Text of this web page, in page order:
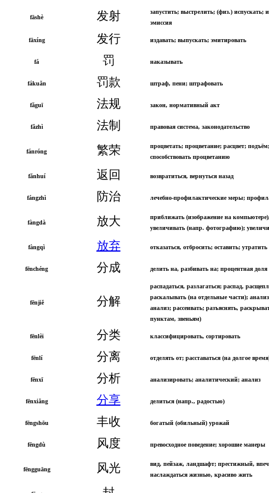
fāshè 发射
запустить; выстрелить; (физ.) испускать;
эмиссия
fāxíng 发行 издавать; выпускать; эмитировать
fá 罚 наказывать
fákuǎn 罚款 штраф, пени; штрафовать
fǎguī 法规 закон, нормативный акт
fǎzhì 法制 правовая система, законодательство
fánróng 繁荣
процветать; процветание; расцвет; подъём;
способствовать процветанию
fǎnhuí 返回 возвратиться, вернуться назад
fángzhì 防治 лечебно-профилактические меры;
fàngdà 放大
приближать (изображение на
увеличивать (напр. фотографию);
fàngqì 放弃 отказаться, отбросить; оставить; утратить
fēnchéng 分成 делить на, разбивать на; процентная доля
fēnjiě 分解
распадаться, разлагаться; распад,
раскалывать (на отдельные части);
анализ; рассеивать; разъяснять,
пунктам, звеньям)
fēnlèi 分类 классифицировать, сортировать
fēnlí 分离 отделять от; расставаться (на долгое
fēnxī 分析 анализировать; аналитический; анализ
fēnxiǎng 分享 делиться (напр., радостью)
fēngshōu 丰收 богатый (обильный) урожай
fēngdù 风度 превосходное поведение; хорошие манеры
fēngguāng 风光
вид, пейзаж, ландшафт; престижный,
наслаждаться жизнью, красиво жить